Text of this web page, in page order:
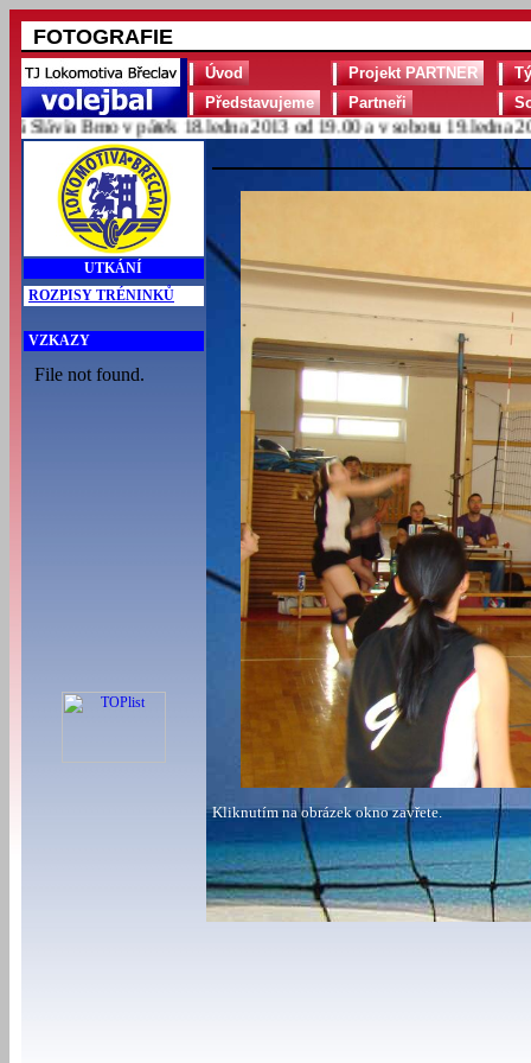
FOTOGRAFIE
Úvod Projekt PARTNER
Představujeme
Partneři
Brno v pátek 18.ledna 2013 od 19.00 a v sobotu 19.ledna 2013
UTKÁNÍ
ROZPISY TRÉNINKŮ
VZKAZY
Kliknutím na obrázek okno zavřete.